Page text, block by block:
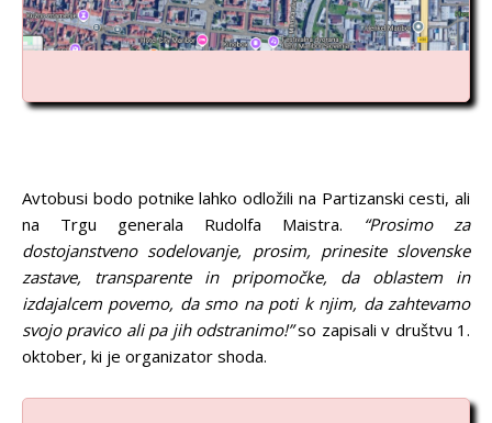
Avtobusi bodo potnike lahko odložili na Partizanski cesti, ali
na Trgu generala Rudolfa Maistra. “Prosimo za
dostojanstveno sodelovanje, prosim, prinesite slovenske
zastave, transparente in pripomočke, da oblastem in
izdajalcem povemo, da smo na poti k njim, da zahtevamo
svojo pravico ali pa jih odstranimo!”so zapisali v društvu 1.
oktober, ki je organizator shoda.